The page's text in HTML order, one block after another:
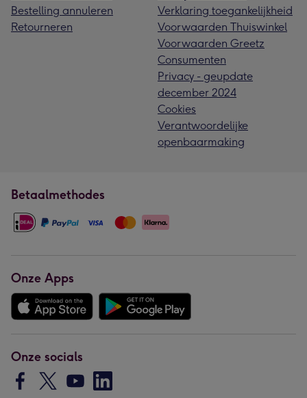
Bestelling annuleren
Retourneren
Verklaring toegankelijkheid
Voorwaarden Thuiswinkel
Voorwaarden Greetz
Consumenten
Privacy - geupdate
december 2024
Cookies
Verantwoordelijke
openbaarmaking
Betaalmethodes
Onze Apps
Onze socials